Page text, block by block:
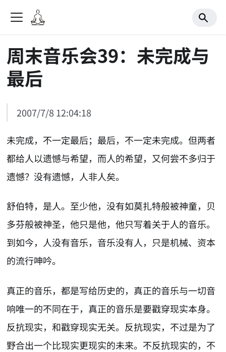
周末音乐会39：未完成与
最后
2007/7/8 12:04:18
未完成，不一定最后；最后，不一定未完成。但两者
都给人以遗憾与希望，而人的希望，又何尝不多归于
遗憾？没有遗憾，人非人矣。
舒伯特，是人。至少他，没有如莫扎特般被神童，贝
多芬般被神圣，他只是他，他只写着关于人的音乐。
到如今，人没有音乐，音乐没有人，只是机械、资本
的流行呻吟。
真正的音乐，都是写给历史的，真正的音乐与一切音
响唯一的不同在于，真正的音乐是要戳穿现实本身。
反抗现实，和戳穿现实无关。反抗现实，不过是为了
野合出一个比现实更现实的未来。不反抗现实的，不